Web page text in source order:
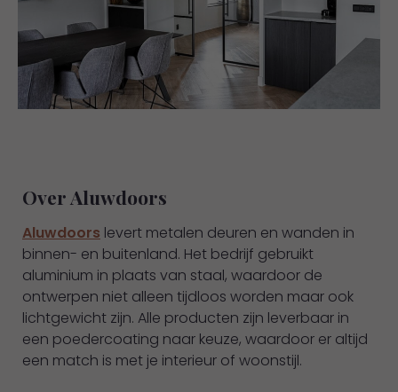
Over Aluwdoors
Aluwdoors levert metalen deuren en wanden in
binnen- en buitenland. Het bedrijf gebruikt
aluminium in plaats van staal, waardoor de
ontwerpen niet alleen tijdloos worden maar ook
lichtgewicht zijn. Alle producten zijn leverbaar in
een poedercoating naar keuze, waardoor er altijd
een match is met je interieur of woonstijl.